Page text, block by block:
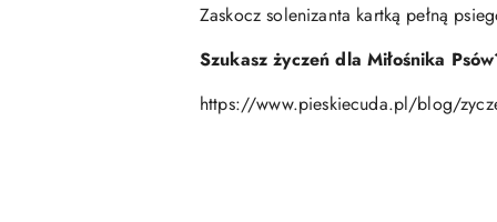
Zaskocz solenizanta kartką pełną
Szukasz życzeń dla Miłośnika
https://www.pieskiecuda.pl/blog/